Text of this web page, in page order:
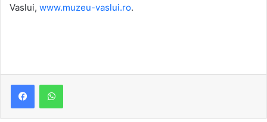
Vaslui, www.muzeu-vaslui.ro.